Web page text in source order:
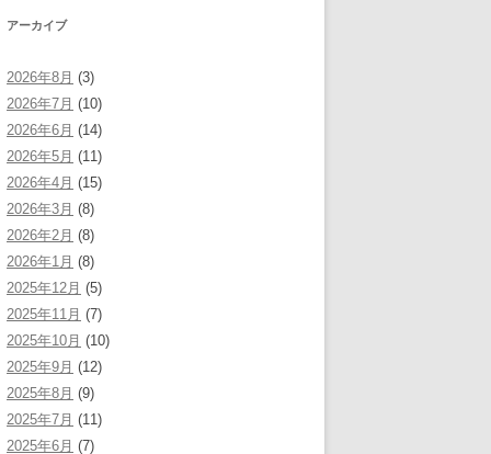
アーカイブ
2026年8月 (3)
2026年7月 (10)
2026年6月 (14)
2026年5月 (11)
2026年4月 (15)
2026年3月 (8)
2026年2月 (8)
2026年1月 (8)
2025年12月 (5)
2025年11月 (7)
2025年10月 (10)
2025年9月 (12)
2025年8月 (9)
2025年7月 (11)
2025年6月 (7)